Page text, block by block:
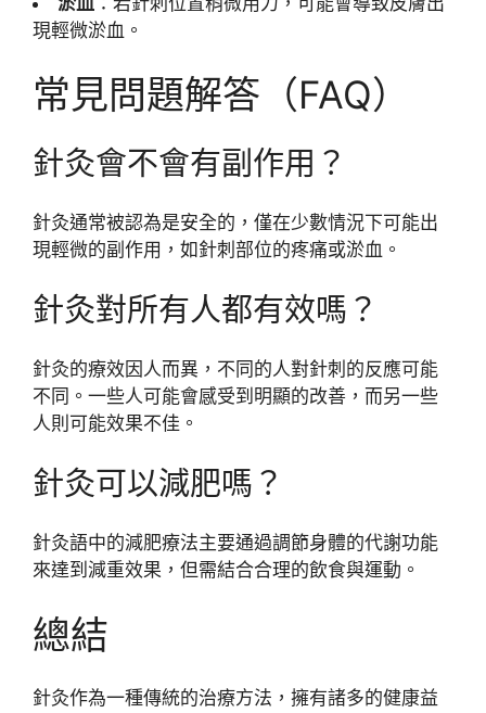
現輕微淤血。
常見問題解答（FAQ）
針灸會不會有副作用？
針灸通常被認為是安全的，僅在少數情況下可能出
現輕微的副作用，如針刺部位的疼痛或淤血。
針灸對所有人都有效嗎？
針灸的療效因人而異，不同的人對針刺的反應可能
不同。一些人可能會感受到明顯的改善，而另一些
人則可能效果不佳。
針灸可以減肥嗎？
針灸語中的減肥療法主要通過調節身體的代謝功能
來達到減重效果，但需結合合理的飲食與運動。
總結
針灸作為一種傳統的治療方法，擁有諸多的健康益